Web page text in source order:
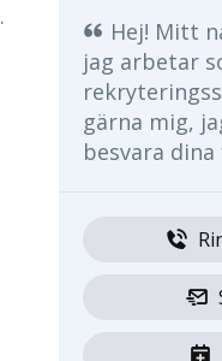
Hej! Mitt
jag arbetar
gärna mig,
besvara